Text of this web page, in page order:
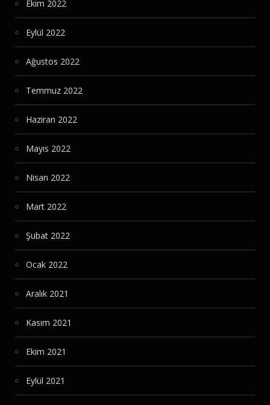
Ekim 2022
Eylül 2022
Ağustos 2022
Temmuz 2022
Haziran 2022
Mayıs 2022
Nisan 2022
Mart 2022
Şubat 2022
Ocak 2022
Aralık 2021
Kasım 2021
Ekim 2021
Eylül 2021